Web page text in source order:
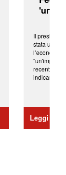
'una
Il
stata una
l’economia
recenti
indicano
Leggi di